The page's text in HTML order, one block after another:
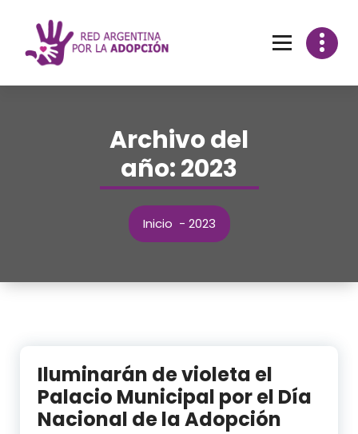
Archivo del
año: 2023
Inicio - 2023
Iluminarán de violeta el
Palacio Municipal por el Día
Nacional de la Adopción